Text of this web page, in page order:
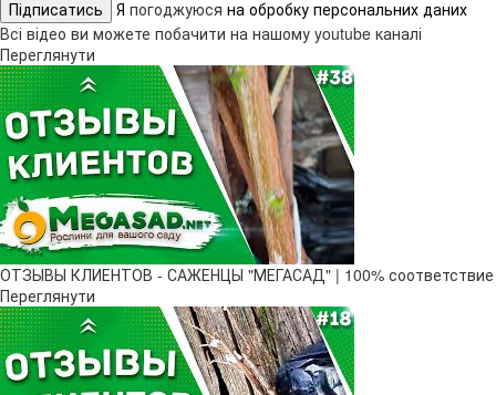
Підписатись Я погоджуюся на обробку персональних даних
Всі відео ви можете побачити на нашому youtube каналі
Переглянути
ОТЗЫВЫ КЛИЕНТОВ - САЖЕНЦЫ "МЕГАСАД" | 100% соответствие
Переглянути